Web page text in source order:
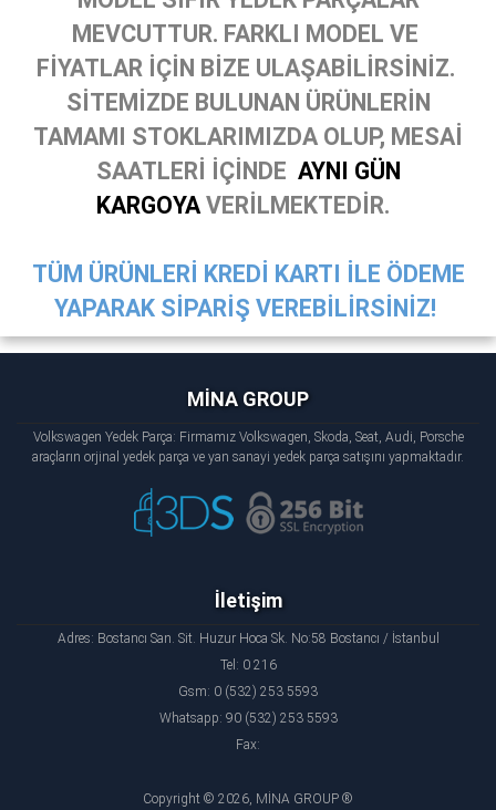
MEVCUTTUR. FARKLI MODEL VE
FİYATLAR İÇİN BİZE ULAŞABİLİRSİNİZ.
SİTEMİZDE BULUNAN ÜRÜNLERİN
TAMAMI STOKLARIMIZDA OLUP, MESAİ
SAATLERİ İÇİNDE AYNI GÜN
KARGOYA VERİLMEKTEDİR.
TÜM ÜRÜNLERİ KREDİ KARTI İLE ÖDEME
YAPARAK SİPARİŞ VEREBİLİRSİNİZ!
MİNA GROUP
Volkswagen Yedek Parça: Firmamız Volkswagen, Skoda, Seat, Audi, Porsche
araçların orjinal yedek parça ve yan sanayi yedek parça satışını yapmaktadır.
İletişim
Adres: Bostancı San. Sit. Huzur Hoca Sk. No:58 Bostancı / İstanbul
Tel: 0 216
Gsm: 0 (532) 253 5593
Whatsapp: 90 (532) 253 5593
Fax:
Copyright © 2026, MİNA GROUP ®